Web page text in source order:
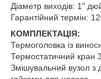
Діаметр виходів: 1"
Гарантійний термін:
КОМПЛЕКТАЦІЯ:
Термоголовка із
Термостатичний кран
Змішувальний вузол з